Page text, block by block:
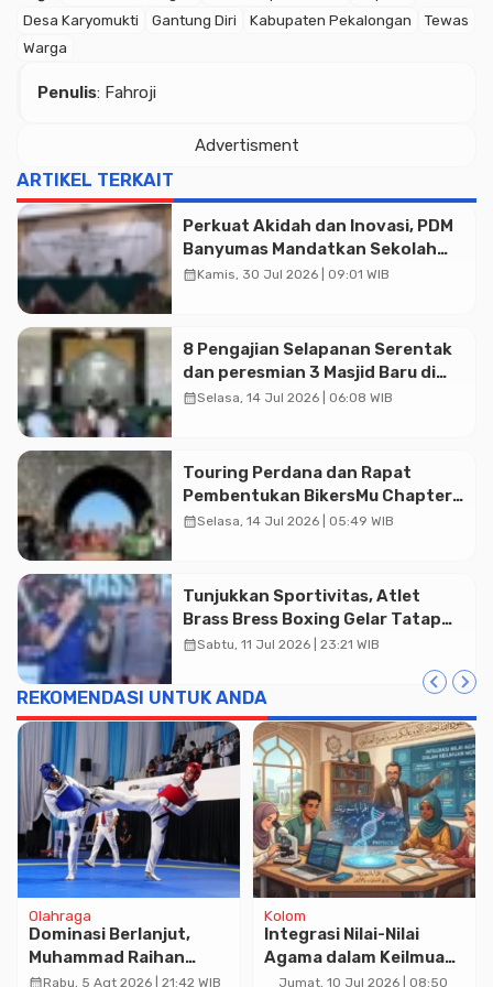
Desa Karyomukti
Gantung Diri Kabupaten Pekalongan
Tewas
Warga
Penulis: Fahroji
Advertisment
ARTIKEL TERKAIT
Perkuat Akidah dan Inovasi, PDM
Banyumas Mandatkan Sekolah
Muhammadiyah Jadi Pilihan
calendar_monthKamis, 30 Jul 2026 | 09:01 WIB
8 Pengajian Selapanan Serentak
dan peresmian 3 Masjid Baru di
Banyumas
calendar_monthSelasa, 14 Jul 2026 | 06:08 WIB
Touring Perdana dan Rapat
Pembentukan BikersMu Chapter
Temanggung Korwil Jateng :
calendar_monthSelasa, 14 Jul 2026 | 05:49 WIB
Tunjukkan Sportivitas, Atlet
Brass Bress Boxing Gelar Tatap
Muka Resmi di Kajen
calendar_monthSabtu, 11 Jul 2026 | 23:21 WIB
REKOMENDASI UNTUK ANDA
Olahraga
Dominasi Berlanjut,
Muhammad Raihan
Fadila Sabet Emas
calendar_monthRabu, 5 Agt 2026 | 21:42 WIB
Kolom
Integrasi Nilai-Nilai
Agama dalam Keilmuan
Modern sebagai Basis
Jumat, 10 Jul 2026 | 08:50